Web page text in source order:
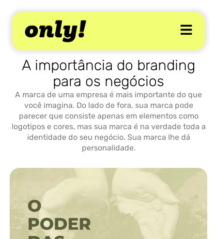
A importância do branding
para os negócios
A marca de uma empresa é mais importante do que
você imagina. Do lado de fora, sua marca pode
parecer que consiste apenas em elementos como
logotipos e cores, mas sua marca é na verdade toda a
identidade do seu negócio. Sua marca lhe dá
personalidade.